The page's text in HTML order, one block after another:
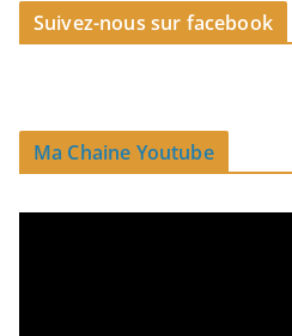
Suivez-nous sur facebook
Ma Chaine Youtube